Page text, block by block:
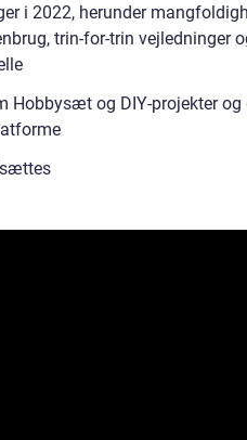
i 2022, herunder
trin-for-trin vejledninger
Hobbysæt og DIY-projekter og